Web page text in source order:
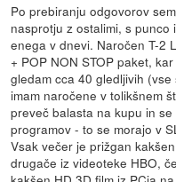
Po prebiranju odgovorov
nasprotju z ostalimi, s punco
enega v dnevi. Naročen T-2
+ POP NON STOP paket,
gledam cca 40 gledljivih
imam naročene v tolikšnem
preveč balasta na kupu in
programov - to se morajo v
Vsak večer je prižgan
drugače iz videoteke HBO,